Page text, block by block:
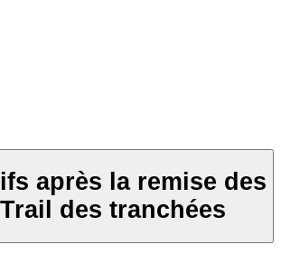
après la remise des
des tranchées